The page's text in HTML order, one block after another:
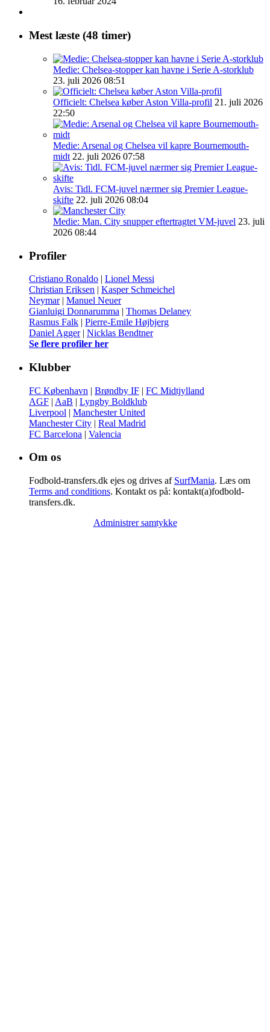
Mest læste (48 timer)
Medie: Chelsea-stopper kan havne i Serie A-storklub
23. juli 2026 08:51
Officielt: Chelsea køber Aston Villa-profil 21. juli 2026
22:50
Medie: Arsenal og Chelsea vil kapre Bournemouth-
midt 22. juli 2026 07:58
Avis: Tidl. FCM-juvel nærmer sig Premier League-
skifte 22. juli 2026 08:04
Medie: Man. City snupper eftertragtet VM-juvel 23. juli
2026 08:44
Profiler
Cristiano Ronaldo | Lionel Messi
Christian Eriksen | Kasper Schmeichel
Neymar| Manuel Neuer
Gianluigi Donnarumma | Thomas Delaney
Rasmus Falk | Pierre-Emile Højbjerg
Daniel Agger| Nicklas Bendtner
Se flere profiler her
Klubber
FC København | Brøndby IF | FC Midtjylland
AGF | AaB | Lyngby Boldklub
Liverpool | Manchester United
Manchester City | Real Madrid
FC Barcelona | Valencia
Om os
Fodbold-transfers.dk ejes og drives af SurfMania. Læs om
Terms and conditions. Kontakt os på: kontakt(a)fodbold-
transfers.dk.
Administrer samtykke